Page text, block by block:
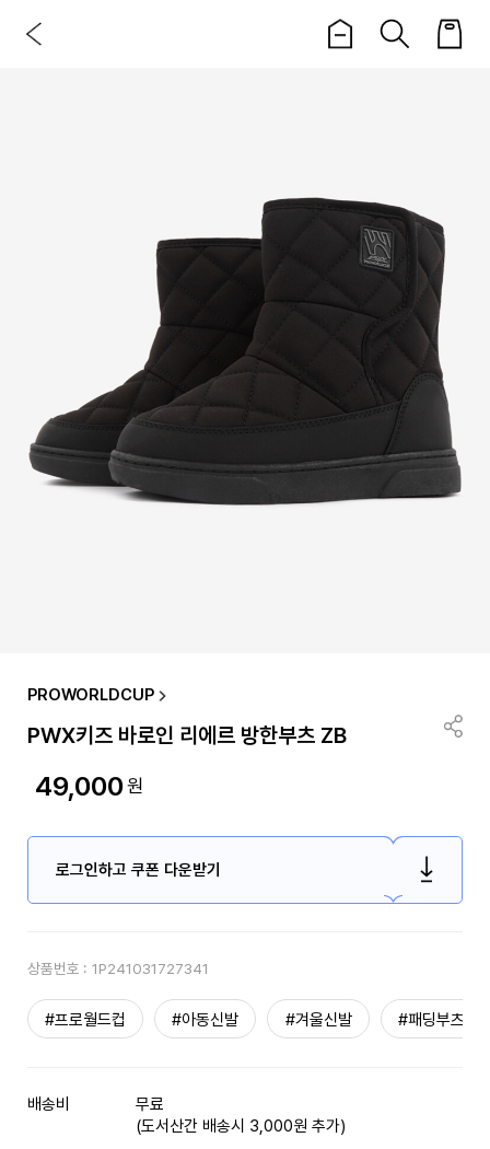
PROWORLDCUP
PWX키즈 바로인 리에르 방한부츠 ZB
49,000원
로그인하고 쿠폰 다운받기
상품번호 : 1P241031727341
#프로월드컵 #아동신발 #겨울신발 #패딩부츠
배송비
무료
(도서산간 배송시 3,000원 추가)